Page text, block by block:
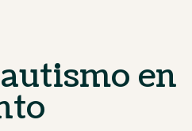
en